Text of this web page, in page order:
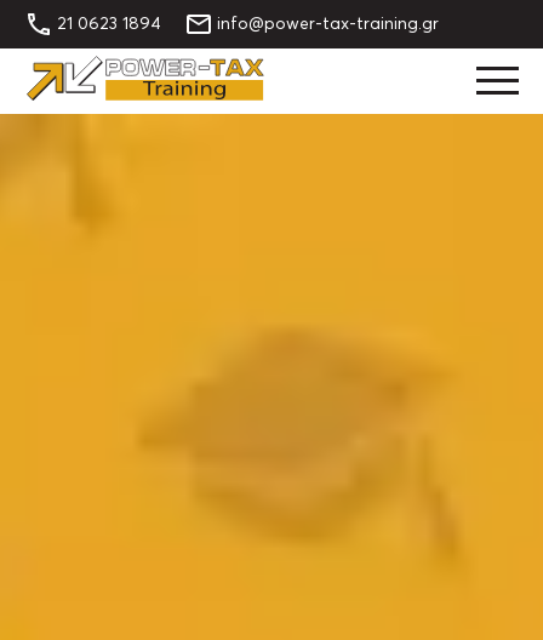
21 0623 1894 info@power-tax-training.gr